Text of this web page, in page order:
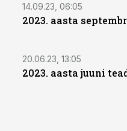
14.09.23, 06:05
2023. aasta
20.06.23, 13:05
2023. aasta juuni